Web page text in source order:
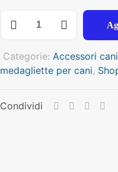
cani
grossa
taglia
dorsale
Categorie: Accessori cani
medagliette per cani,
Condividi